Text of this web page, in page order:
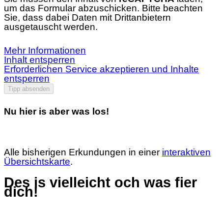
um das Formular abzuschicken. Bitte beachten
Sie, dass dabei Daten mit Drittanbietern
ausgetauscht werden.
Mehr Informationen
Inhalt entsperren
Erforderlichen Service akzeptieren und Inhalte
entsperren
Tipp absenden
Nu hier is aber was los!
Alle bisherigen Erkundungen in einer interaktiven
Übersichtskarte.
Des is vielleicht och was fier
dich!